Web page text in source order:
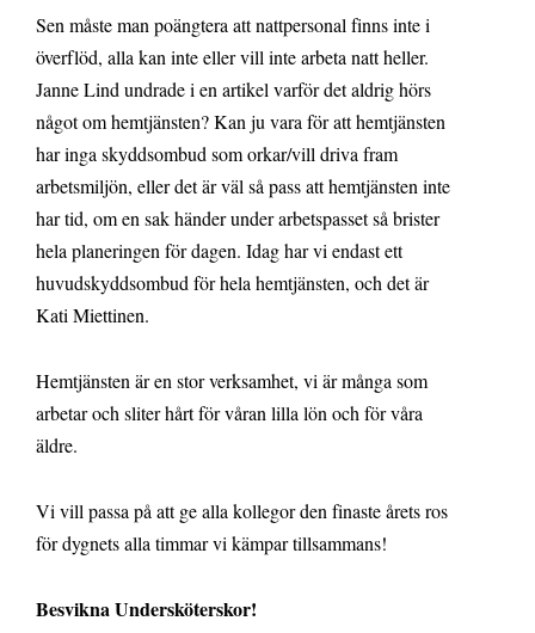
Sen måste man poängtera att nattpersonal finns inte i
överflöd, alla kan inte eller vill inte arbeta natt heller.
Janne Lind undrade i en artikel varför det aldrig hörs
något om hemtjänsten? Kan ju vara för att hemtjänsten
har inga skyddsombud som orkar/vill driva fram
arbetsmiljön, eller det är väl så pass att hemtjänsten inte
har tid, om en sak händer under arbetspasset så brister
hela planeringen för dagen. Idag har vi endast ett
huvudskyddsombud för hela hemtjänsten, och det är
Kati Miettinen.
Hemtjänsten är en stor verksamhet, vi är många som
arbetar och sliter hårt för våran lilla lön och för våra
äldre.
Vi vill passa på att ge alla kollegor den finaste årets ros
för dygnets alla timmar vi kämpar tillsammans!
Besvikna Undersköterskor!